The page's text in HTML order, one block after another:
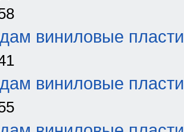
виниловые
виниловые